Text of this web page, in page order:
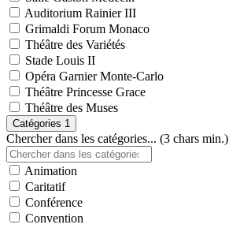
Auditorium Rainier III
Grimaldi Forum Monaco
Théâtre des Variétés
Stade Louis II
Opéra Garnier Monte-Carlo
Théâtre Princesse Grace
Théâtre des Muses
Catégories 1
Chercher dans les catégories... (3 chars min.)
Animation
Caritatif
Conférence
Convention